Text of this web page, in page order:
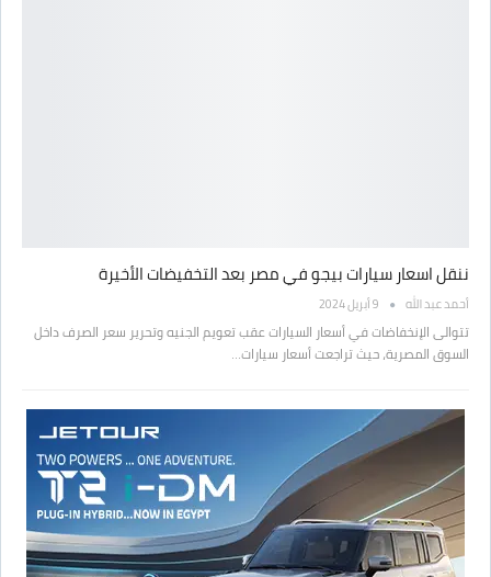
ننقل اسعار سيارات بيجو في مصر بعد التخفيضات الأخيرة
أحمد عبد الله 9 أبريل 2024
تتوالى الإنخفاضات في أسعار السيارات عقب تعويم الجنيه وتحرير سعر الصرف داخل
السوق المصرية، حيث تراجعت أسعار سيارات…